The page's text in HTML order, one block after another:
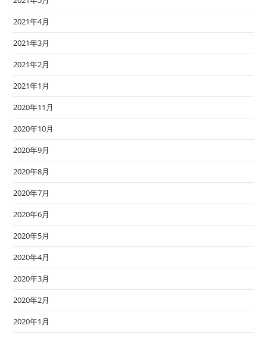
2021年4月
2021年3月
2021年2月
2021年1月
2020年11月
2020年10月
2020年9月
2020年8月
2020年7月
2020年6月
2020年5月
2020年4月
2020年3月
2020年2月
2020年1月